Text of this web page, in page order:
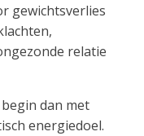
gewichtsverlies
relatie
dan met
energiedoel.